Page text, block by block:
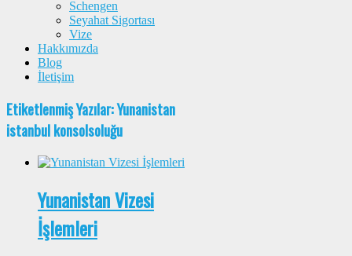
Schengen
Seyahat Sigortası
Vize
Hakkımızda
Blog
İletişim
Etiketlenmiş Yazılar: Yunanistan
istanbul konsolsoluğu
Yunanistan Vizesi
İşlemleri